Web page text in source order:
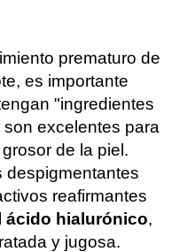
prematuro de
es importante
"ingredientes
son excelentes para
de la piel.
despigmentantes
reafirmantes
ácido hialurónico,
y jugosa.